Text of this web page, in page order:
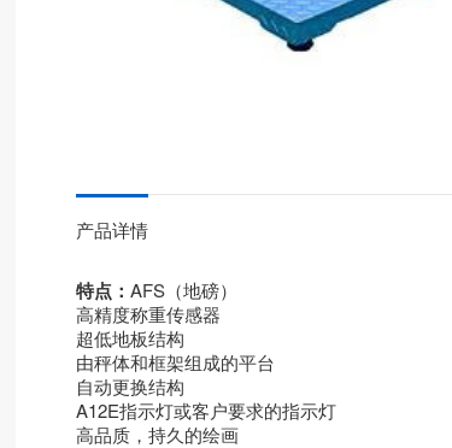
产品详情
特点： AFS（地磅）
高精度称重传感器
超低地板结构
由秤体和框架组成的平台
自动更换结构
A12E指示灯或客户要求的指示灯
高品质，持久的绘画